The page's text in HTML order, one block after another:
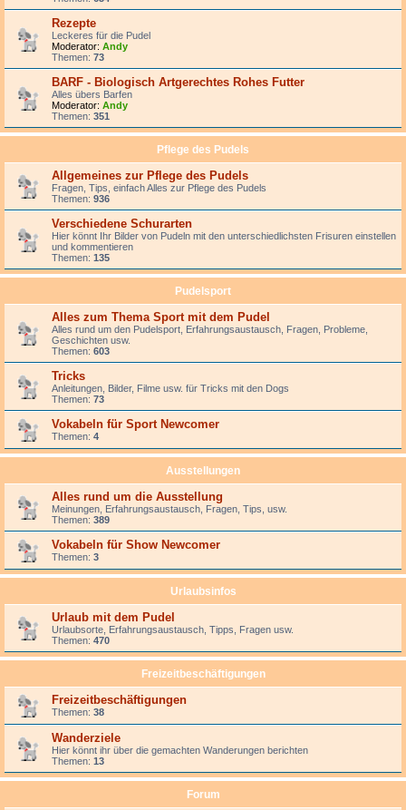
Rezepte
Leckeres für die Pudel
Moderator: Andy
Themen: 73
BARF - Biologisch Artgerechtes Rohes Futter
Alles übers Barfen
Moderator: Andy
Themen: 351
Pflege des Pudels
Allgemeines zur Pflege des Pudels
Fragen, Tips, einfach Alles zur Pflege des Pudels
Themen: 936
Verschiedene Schurarten
Hier könnt Ihr Bilder von Pudeln mit den unterschiedlichsten Frisuren einstellen
und kommentieren
Themen: 135
Pudelsport
Alles zum Thema Sport mit dem Pudel
Alles rund um den Pudelsport, Erfahrungsaustausch, Fragen, Probleme,
Geschichten usw.
Themen: 603
Tricks
Anleitungen, Bilder, Filme usw. für Tricks mit den Dogs
Themen: 73
Vokabeln für Sport Newcomer
Themen: 4
Ausstellungen
Alles rund um die Ausstellung
Meinungen, Erfahrungsaustausch, Fragen, Tips, usw.
Themen: 389
Vokabeln für Show Newcomer
Themen: 3
Urlaubsinfos
Urlaub mit dem Pudel
Urlaubsorte, Erfahrungsaustausch, Tipps, Fragen usw.
Themen: 470
Freizeitbeschäftigungen
Freizeitbeschäftigungen
Themen: 38
Wanderziele
Hier könnt ihr über die gemachten Wanderungen berichten
Themen: 13
Forum